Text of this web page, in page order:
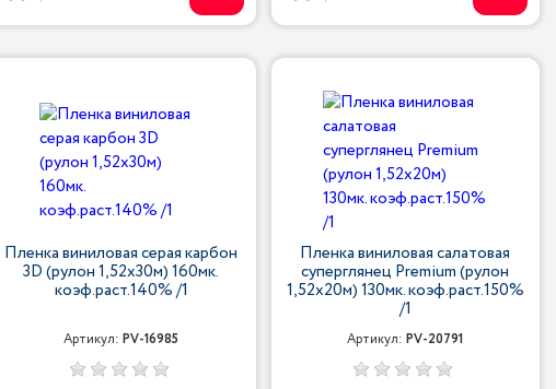
Пленка виниловая серая карбон
3D (рулон 1,52х30м) 160мк.
коэф.раст.140% /1
Артикул:PV-16985
Пленка виниловая салатовая
суперглянец Premium (рулон
1,52х20м) 130мк. коэф.раст.150%
/1
Артикул:PV-20791